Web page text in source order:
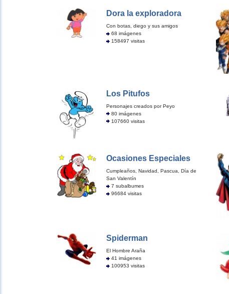
Dora la exploradora
Con botas, diego y sus amigos
68 imágenes
158497 visitas
Los Pitufos
Personajes creados por Peyo
80 imágenes
107660 visitas
Ocasiones Especiales
Cumpleaños, Navidad, Pascua, Día de
San Valentín
7 subalbumes
96684 visitas
Spiderman
El Hombre Araña
41 imágenes
100953 visitas